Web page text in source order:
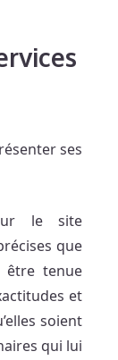
ses
le site
que
être tenue
et
soient
qui lui